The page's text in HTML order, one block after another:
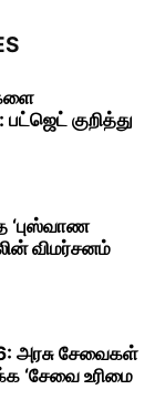
குறித்து
விமர்சனம்
அரசு சேவைகள்
‘சேவை உரிமை